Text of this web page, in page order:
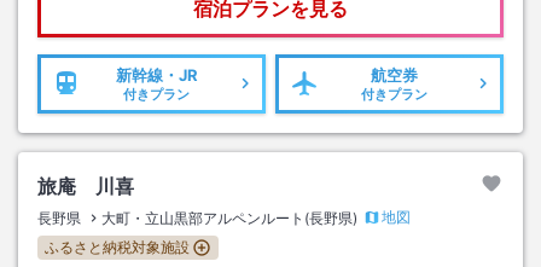
宿泊プランを見る
新幹線・JR
付きプラン
航空券
付きプラン
旅庵 川喜
長野県 大町・立山黒部アルペンルート(長野県)
地図
ふるさと納税対象施設